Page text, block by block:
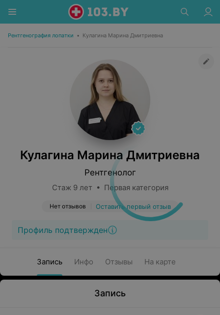
Рентгенография лопатки • Кулагина Марина Дмитриевна
Кулагина Марина Дмитриевна
Рентгенолог
Стаж 9 лет • Первая категория
Нет отзывов Оставить первый отзыв
Профиль подтвержден
Запись Инфо Отзывы На карте
Запись